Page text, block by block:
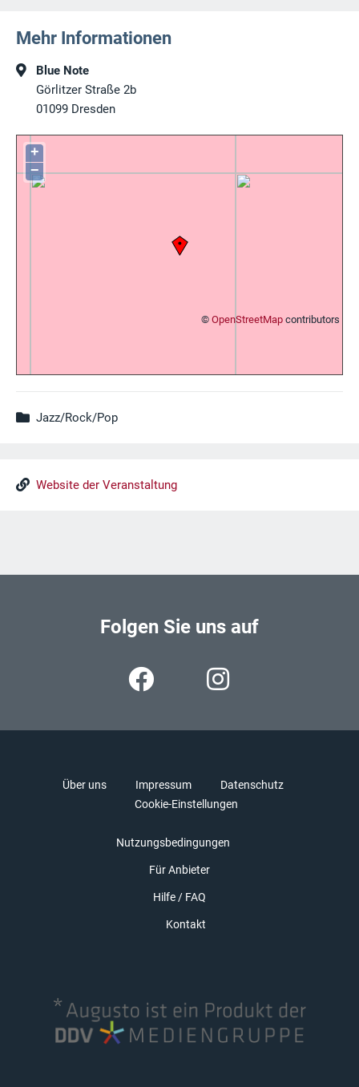
Mehr Informationen
Blue Note
Görlitzer Straße 2b
01099 Dresden
+
−
© OpenStreetMap contributors
Jazz/Rock/Pop
Website der Veranstaltung
Folgen Sie uns auf
Über uns Impressum
Datenschutz
Cookie-Einstellungen
Nutzungsbedingungen
Für Anbieter
Hilfe / FAQ
Kontakt